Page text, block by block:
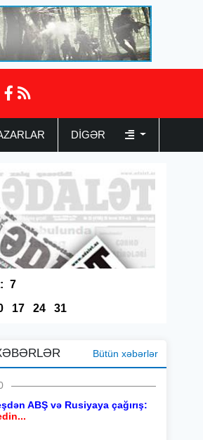
DIGƏR
7
17 24 31
Bütün xəbərlər
ABŞ və Rusiyaya çağırış: